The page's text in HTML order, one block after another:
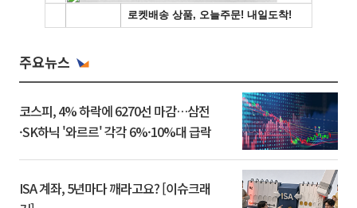
주요뉴스
코스피, 4% 하락에 6270선 마감…삼전
·SK하닉 '와르르' 각각 6%·10%대 급락
ISA 계좌, 5년마다 깨라고요? [이슈크래